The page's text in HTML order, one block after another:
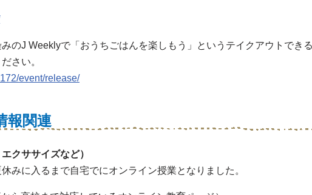
のJ Weeklyで「おうちごはんを楽しもう」というテイクアウトでき
さい。
event/release/
報関連
クササイズなど）
みに入るまで自宅でにオンライン授業となりました。